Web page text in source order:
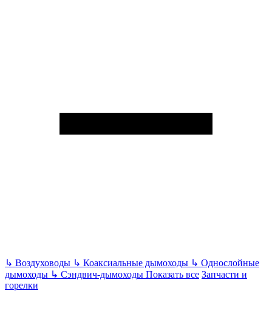
↳ Воздуховоды ↳ Коаксиальные дымоходы ↳ Однослойные
дымоходы ↳ Сэндвич-дымоходы Показать все Запчасти и
горелки